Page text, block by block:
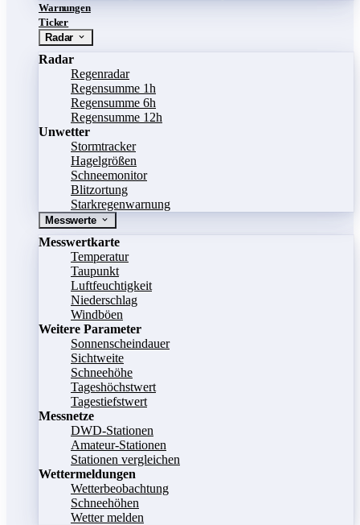
Warnungen
Ticker
Radar
Radar
Regenradar
Regensumme 1h
Regensumme 6h
Regensumme 12h
Unwetter
Stormtracker
Hagelgrößen
Schneemonitor
Blitzortung
Starkregenwarnung
Messwerte
Messwertkarte
Temperatur
Taupunkt
Luftfeuchtigkeit
Niederschlag
Windböen
Weitere Parameter
Sonnenscheindauer
Sichtweite
Schneehöhe
Tageshöchstwert
Tagestiefstwert
Messnetze
DWD-Stationen
Amateur-Stationen
Stationen vergleichen
Wettermeldungen
Wetterbeobachtung
Schneehöhen
Wetter melden